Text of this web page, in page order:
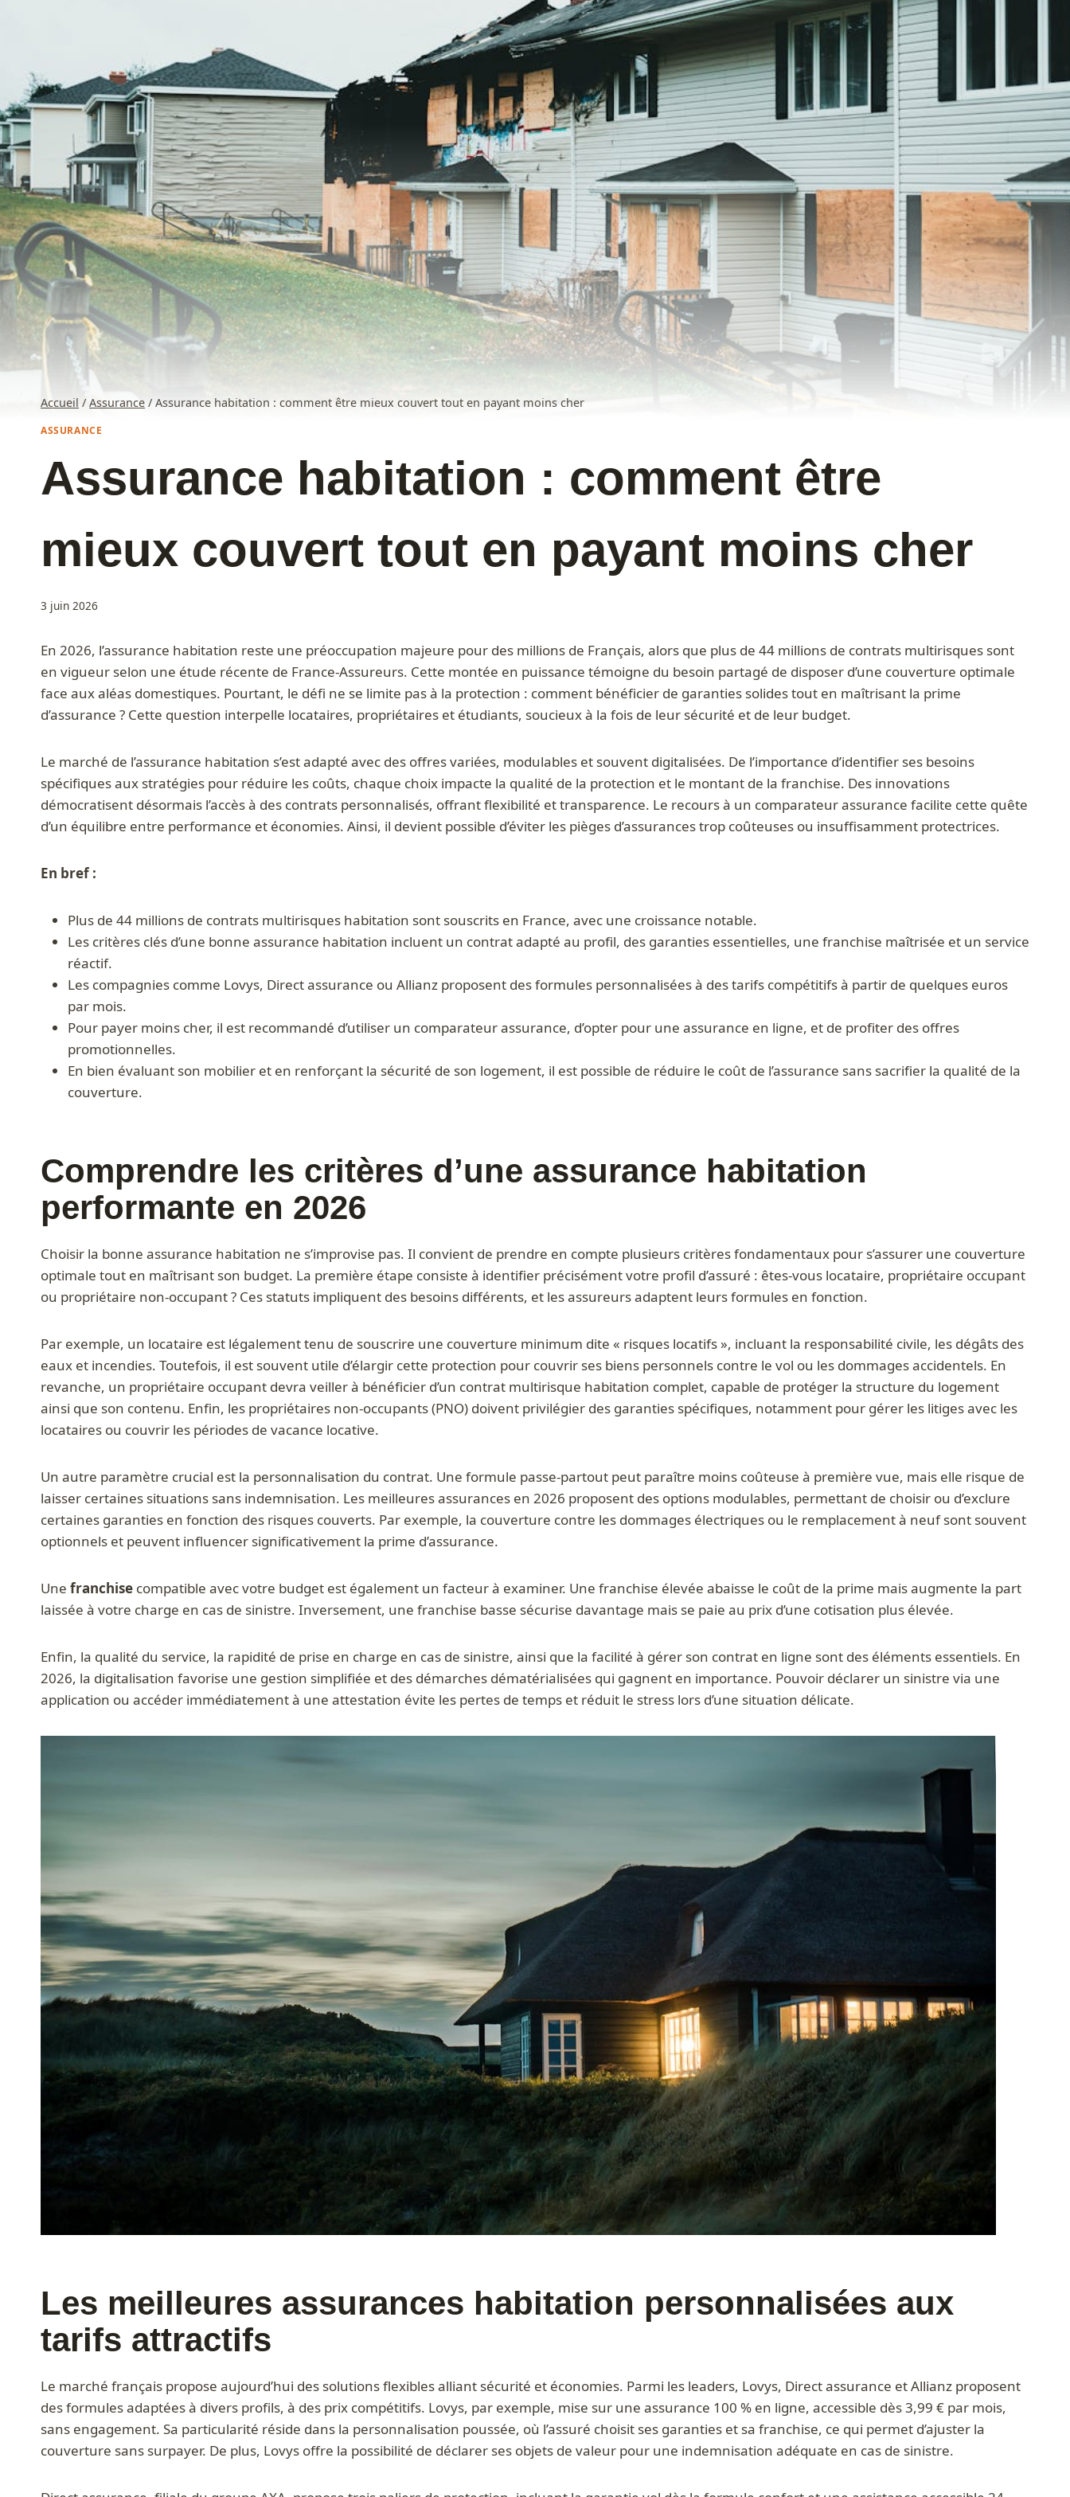
Accueil / Assurance / Assurance habitation : comment être mieux couvert tout en payant moins cher
ASSURANCE
Assurance habitation : comment être
mieux couvert tout en payant moins cher
3 juin 2026
En 2026, l’assurance habitation reste une préoccupation majeure pour des millions de Français, alors que plus de 44 millions de contrats multirisques sont
en vigueur selon une étude récente de France-Assureurs. Cette montée en puissance témoigne du besoin partagé de disposer d’une couverture optimale
face aux aléas domestiques. Pourtant, le défi ne se limite pas à la protection : comment bénéficier de garanties solides tout en maîtrisant la prime
d’assurance ? Cette question interpelle locataires, propriétaires et étudiants, soucieux à la fois de leur sécurité et de leur budget.
Le marché de l’assurance habitation s’est adapté avec des offres variées, modulables et souvent digitalisées. De l’importance d’identifier ses besoins
spécifiques aux stratégies pour réduire les coûts, chaque choix impacte la qualité de la protection et le montant de la franchise. Des innovations
démocratisent désormais l’accès à des contrats personnalisés, offrant flexibilité et transparence. Le recours à un comparateur assurance facilite cette quête
d’un équilibre entre performance et économies. Ainsi, il devient possible d’éviter les pièges d’assurances trop coûteuses ou insuffisamment protectrices.
En bref :
Plus de 44 millions de contrats multirisques habitation sont souscrits en France, avec une croissance notable.
Les critères clés d’une bonne assurance habitation incluent un contrat adapté au profil, des garanties essentielles, une franchise maîtrisée et un service
réactif.
Les compagnies comme Lovys, Direct assurance ou Allianz proposent des formules personnalisées à des tarifs compétitifs à partir de quelques euros
par mois.
Pour payer moins cher, il est recommandé d’utiliser un comparateur assurance, d’opter pour une assurance en ligne, et de profiter des offres
promotionnelles.
En bien évaluant son mobilier et en renforçant la sécurité de son logement, il est possible de réduire le coût de l’assurance sans sacrifier la qualité de la
couverture.
Comprendre les critères d’une assurance habitation
performante en 2026
Choisir la bonne assurance habitation ne s’improvise pas. Il convient de prendre en compte plusieurs critères fondamentaux pour s’assurer une couverture
optimale tout en maîtrisant son budget. La première étape consiste à identifier précisément votre profil d’assuré : êtes-vous locataire, propriétaire occupant
ou propriétaire non-occupant ? Ces statuts impliquent des besoins différents, et les assureurs adaptent leurs formules en fonction.
Par exemple, un locataire est légalement tenu de souscrire une couverture minimum dite « risques locatifs », incluant la responsabilité civile, les dégâts des
eaux et incendies. Toutefois, il est souvent utile d’élargir cette protection pour couvrir ses biens personnels contre le vol ou les dommages accidentels. En
revanche, un propriétaire occupant devra veiller à bénéficier d’un contrat multirisque habitation complet, capable de protéger la structure du logement
ainsi que son contenu. Enfin, les propriétaires non-occupants (PNO) doivent privilégier des garanties spécifiques, notamment pour gérer les litiges avec les
locataires ou couvrir les périodes de vacance locative.
Un autre paramètre crucial est la personnalisation du contrat. Une formule passe-partout peut paraître moins coûteuse à première vue, mais elle risque de
laisser certaines situations sans indemnisation. Les meilleures assurances en 2026 proposent des options modulables, permettant de choisir ou d’exclure
certaines garanties en fonction des risques couverts. Par exemple, la couverture contre les dommages électriques ou le remplacement à neuf sont souvent
optionnels et peuvent influencer significativement la prime d’assurance.
Une franchise compatible avec votre budget est également un facteur à examiner. Une franchise élevée abaisse le coût de la prime mais augmente la part
laissée à votre charge en cas de sinistre. Inversement, une franchise basse sécurise davantage mais se paie au prix d’une cotisation plus élevée.
Enfin, la qualité du service, la rapidité de prise en charge en cas de sinistre, ainsi que la facilité à gérer son contrat en ligne sont des éléments essentiels. En
2026, la digitalisation favorise une gestion simplifiée et des démarches dématérialisées qui gagnent en importance. Pouvoir déclarer un sinistre via une
application ou accéder immédiatement à une attestation évite les pertes de temps et réduit le stress lors d’une situation délicate.
Les meilleures assurances habitation personnalisées aux
tarifs attractifs
Le marché français propose aujourd’hui des solutions flexibles alliant sécurité et économies. Parmi les leaders, Lovys, Direct assurance et Allianz proposent
des formules adaptées à divers profils, à des prix compétitifs. Lovys, par exemple, mise sur une assurance 100 % en ligne, accessible dès 3,99 € par mois,
sans engagement. Sa particularité réside dans la personnalisation poussée, où l’assuré choisit ses garanties et sa franchise, ce qui permet d’ajuster la
couverture sans surpayer. De plus, Lovys offre la possibilité de déclarer ses objets de valeur pour une indemnisation adéquate en cas de sinistre.